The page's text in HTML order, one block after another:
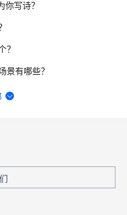
写诗？
？
景有哪些？
上去，不显示，怎么回事？
力到底有多强？
新后数据不同步怎么排查？